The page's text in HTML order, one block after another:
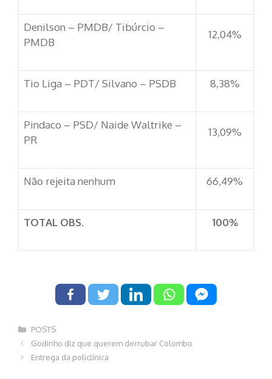
Denilson – PMDB/ Tibúrcio –
PMDB
12,04%
Tio Liga – PDT/ Silvano – PSDB 8,38%
Pindaco – PSD/ Naide Waltrike –
PR
13,09%
Não rejeita nenhum 66,49%
TOTAL OBS. 100%
Categorias
POSTS
Navegação
Godinho diz que querem derrubar Colombo
Entrega da policlínica